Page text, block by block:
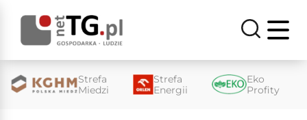
Strefa
Miedzi
Strefa
Energii
Eko
Profity